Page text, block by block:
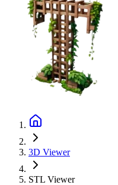
3D Viewer
STL Viewer